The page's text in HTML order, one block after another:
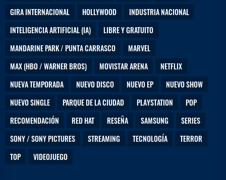
GIRA INTERNACIONAL
HOLLYWOOD
INDUSTRIA NACIONAL
INTELIGENCIA ARTIFICIAL (IA)
LIBRE Y GRATUITO
MANDARINE PARK / PUNTA CARRASCO
MARVEL
MAX (HBO / WARNER BROS)
MOVISTAR ARENA
NETFLIX
NUEVA TEMPORADA
NUEVO DISCO NUEVO EP
NUEVO SHOW
NUEVO SINGLE
PARQUE DE LA CIUDAD PLAYSTATION
POP
RECOMENDACIÓN
RED HAT RESEÑA SAMSUNG
SERIES
SONY / SONY PICTURES
STREAMING TECNOLOGÍA
TERROR
TOP
VIDEOJUEGO